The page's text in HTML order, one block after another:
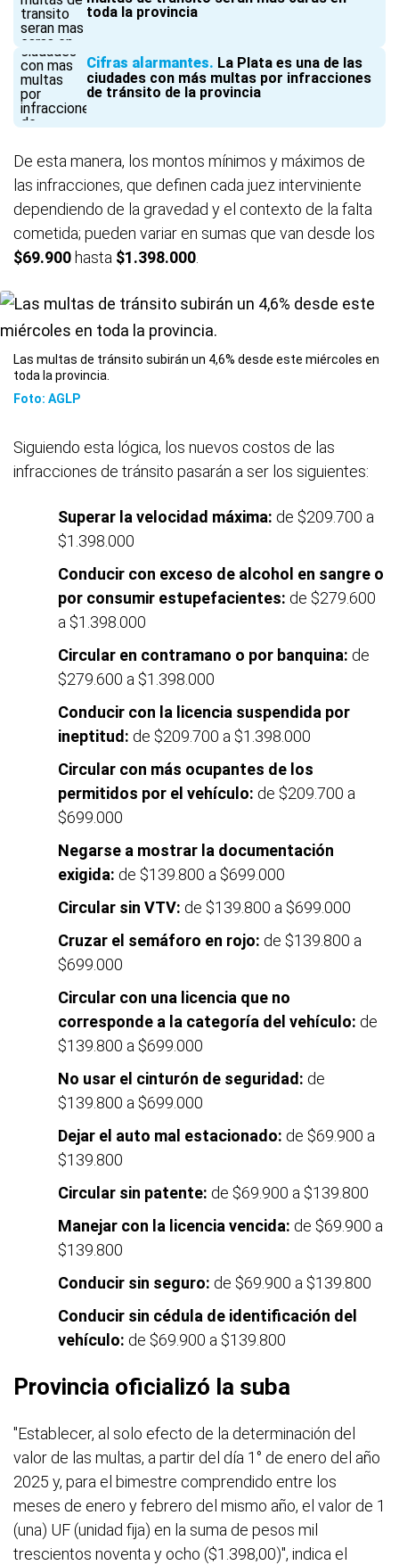
toda la provincia
Cifras alarmantes La Plata es una de las
ciudades con más multas por infracciones
de tránsito de la provincia
De esta manera, los montos mínimos y máximos de
las infracciones, que definen cada juez interviniente
dependiendo de la gravedad y el contexto de la falta
cometida; pueden variar en sumas que van desde los
$69.900 hasta $1.398.000
Las multas de tránsito subirán un 4,6% desde este miércoles en
toda la provincia.
Foto: AGLP
Siguiendo esta lógica, los nuevos costos de las
infracciones de tránsito pasarán a ser los siguientes:
Superar la velocidad máxima: de $209.700 a
$1.398.000
Conducir con exceso de alcohol en sangre o
por consumir estupefacientes: de $279.600
a $1.398.000
Circular en contramano o por banquina: de
$279.600 a $1.398.000
Conducir con la licencia suspendida por
ineptitud: de $209.700 a $1.398.000
Circular con más ocupantes de los
permitidos por el vehículo: de $209.700 a
$699.000
Negarse a mostrar la documentación
exigida: de $139.800 a $699.000
Circular sin VTV: de $139.800 a $699.000
Cruzar el semáforo en rojo: de $139.800 a
$699.000
Circular con una licencia que no
corresponde a la categoría del vehículo: de
$139.800 a $699.000
No usar el cinturón de seguridad: de
$139.800 a $699.000
Dejar el auto mal estacionado: de $69.900 a
$139.800
Circular sin patente: de $69.900 a $139.800
Manejar con la licencia vencida: de $69.900 a
$139.800
Conducir sin seguro: de $69.900 a $139.800
Conducir sin cédula de identificación del
vehículo: de $69.900 a $139.800
Provincia oficializó la suba
"Establecer, al solo efecto de la determinación del
valor de las multas, a partir del día 1° de enero del año
2025 y, para el bimestre comprendido entre los
meses de enero y febrero del mismo año, el valor de 1
(una) UF (unidad fija) en la suma de pesos mil
trescientos noventa y ocho ($1.398,00)", indica el